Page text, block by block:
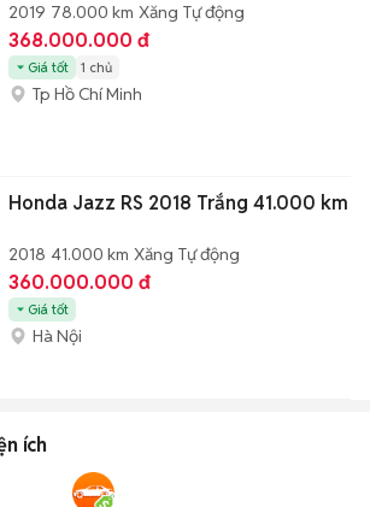
2019 78.000 km Xăng Tự động
368.000.000 đ
Giá tốt 1 chủ
Tp Hồ Chí Minh
Honda Jazz RS 2018 Trắng 41.000 km
2018 41.000 km Xăng Tự động
360.000.000 đ
Giá tốt
Hà Nội
ích